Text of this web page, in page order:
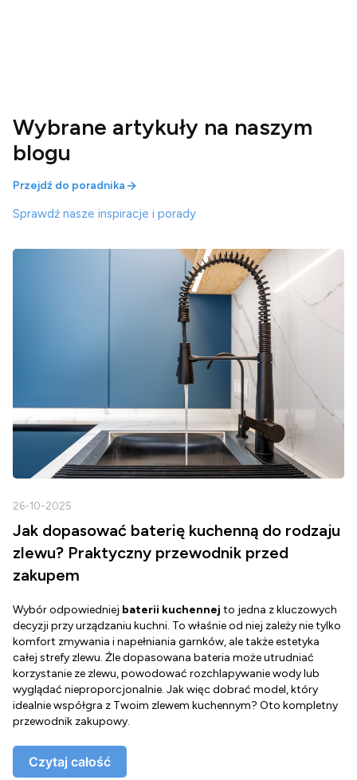
Wybrane artykuły na naszym
blogu
Przejdź do poradnika
Sprawdź nasze inspiracje i porady
26-10-2025
Jak dopasować baterię kuchenną do rodzaju
zlewu? Praktyczny przewodnik przed
zakupem
Wybór odpowiedniej baterii kuchennej to jedna z kluczowych
decyzji przy urządzaniu kuchni. To właśnie od niej zależy nie tylko
komfort zmywania i napełniania garnków, ale także estetyka
całej strefy zlewu. Źle dopasowana bateria może utrudniać
korzystanie ze zlewu, powodować rozchlapywanie wody lub
wyglądać nieproporcjonalnie. Jak więc dobrać model, który
idealnie współgra z Twoim zlewem kuchennym? Oto kompletny
przewodnik zakupowy.
Czytaj całość